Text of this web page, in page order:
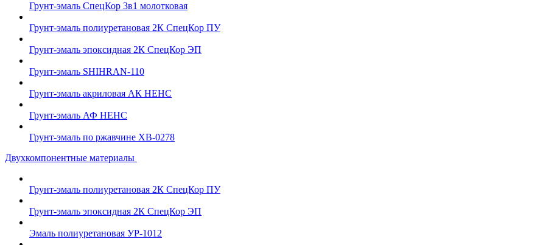
Грунт-эмаль СпецКор 3в1 молотковая
Грунт-эмаль полиуретановая 2К СпецКор ПУ
Грунт-эмаль эпоксидная 2К СпецКор ЭП
Грунт-эмаль SHIHRAN-110
Грунт-эмаль акриловая АК НЕНС
Грунт-эмаль АФ НЕНС
Грунт-эмаль по ржавчине ХВ-0278
Двухкомпонентные материалы
Грунт-эмаль полиуретановая 2К СпецКор ПУ
Грунт-эмаль эпоксидная 2К СпецКор ЭП
Эмаль полиуретановая УР-1012